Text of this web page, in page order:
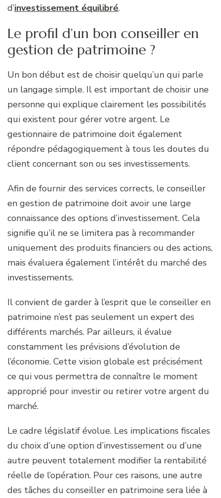
d’investissement équilibré.
Le profil d’un bon conseiller en
gestion de patrimoine ?
Un bon début est de choisir quelqu’un qui parle
un langage simple. Il est important de choisir une
personne qui explique clairement les possibilités
qui existent pour gérer votre argent. Le
gestionnaire de patrimoine doit également
répondre pédagogiquement à tous les doutes du
client concernant son ou ses investissements.
Afin de fournir des services corrects, le conseiller
en gestion de patrimoine doit avoir une large
connaissance des options d’investissement. Cela
signifie qu’il ne se limitera pas à recommander
uniquement des produits financiers ou des actions,
mais évaluera également l’intérêt du marché des
investissements.
Il convient de garder à l’esprit que le conseiller en
patrimoine n’est pas seulement un expert des
différents marchés. Par ailleurs, il évalue
constamment les prévisions d’évolution de
l’économie. Cette vision globale est précisément
ce qui vous permettra de connaître le moment
approprié pour investir ou retirer votre argent du
marché.
Le cadre législatif évolue. Les implications fiscales
du choix d’une option d’investissement ou d’une
autre peuvent totalement modifier la rentabilité
réelle de l’opération. Pour ces raisons, une autre
des tâches du conseiller en patrimoine sera liée à